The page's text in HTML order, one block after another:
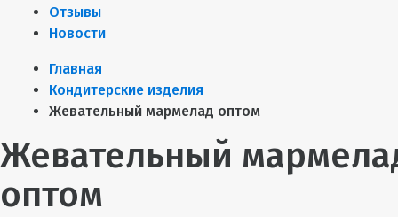
Отзывы
Новости
Главная
Кондитерские изделия
Жевательный мармелад оптом
Жевательный
оптом